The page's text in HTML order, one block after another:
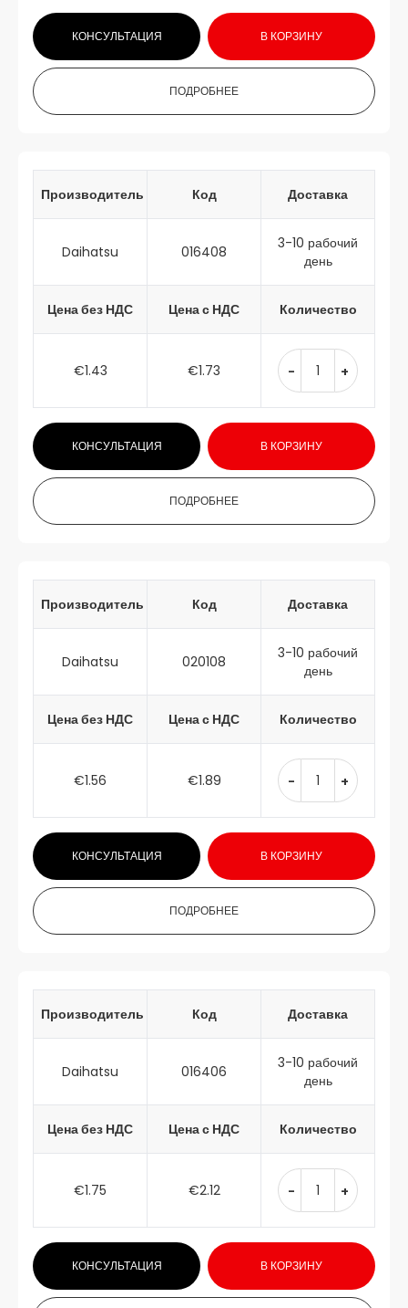
КОНСУЛЬТАЦИЯ В КОРЗИНУ
ПОДРОБНЕЕ
Производитель Код Доставка
Daihatsu 016408
3-10 рабочий
день
Цена без НДС Цена с НДС Количество
€1.43 €1.73 - +
КОНСУЛЬТАЦИЯ В КОРЗИНУ
ПОДРОБНЕЕ
Производитель Код Доставка
Daihatsu 020108
3-10 рабочий
день
Цена без НДС Цена с НДС Количество
€1.56 €1.89 - +
КОНСУЛЬТАЦИЯ В КОРЗИНУ
ПОДРОБНЕЕ
Производитель Код Доставка
Daihatsu 016406
3-10 рабочий
день
Цена без НДС Цена с НДС Количество
€1.75 €2.12 - +
КОНСУЛЬТАЦИЯ В КОРЗИНУ